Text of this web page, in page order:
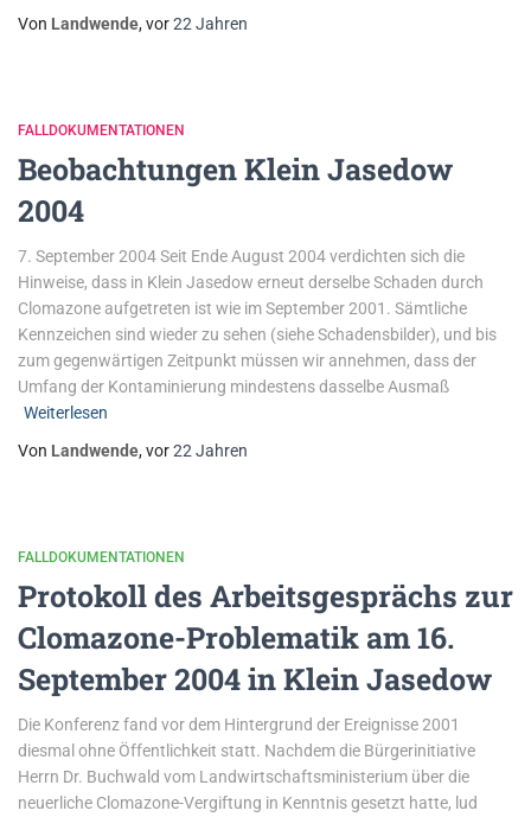
Von Landwende, vor22 Jahren
FALLDOKUMENTATIONEN
Beobachtungen Klein Jasedow
2004
7. September 2004 Seit Ende August 2004 verdichten sich die
Hinweise, dass in Klein Jasedow erneut derselbe Schaden durch
Clomazone aufgetreten ist wie im September 2001. Sämtliche
Kennzeichen sind wieder zu sehen (siehe Schadensbilder), und bis
zum gegenwärtigen Zeitpunkt müssen wir annehmen, dass der
Umfang der Kontaminierung mindestens dasselbe Ausmaß
Weiterlesen
Von Landwende, vor22 Jahren
FALLDOKUMENTATIONEN
Protokoll des Arbeitsgesprächs zur
Clomazone-Problematik am 16.
September 2004 in Klein Jasedow
Die Konferenz fand vor dem Hintergrund der Ereignisse 2001
diesmal ohne Öffentlichkeit statt. Nachdem die Bürgerinitiative
Herrn Dr. Buchwald vom Landwirtschaftsministerium über die
neuerliche Clomazone-Vergiftung in Kenntnis gesetzt hatte, lud